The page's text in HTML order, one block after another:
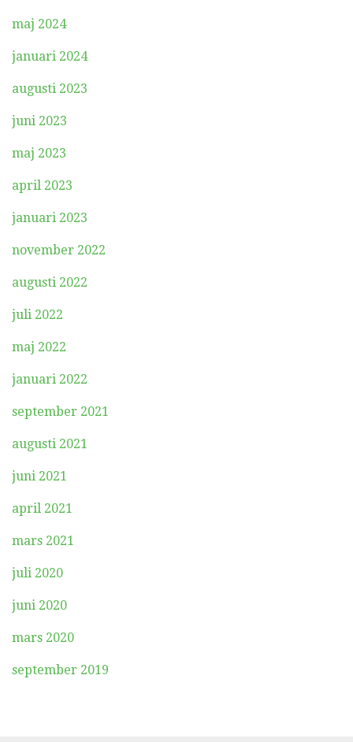
maj 2024
januari 2024
augusti 2023
juni 2023
maj 2023
april 2023
januari 2023
november 2022
augusti 2022
juli 2022
maj 2022
januari 2022
september 2021
augusti 2021
juni 2021
april 2021
mars 2021
juli 2020
juni 2020
mars 2020
september 2019